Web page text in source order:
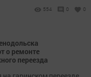
554 0 0
о ремонте
переезда